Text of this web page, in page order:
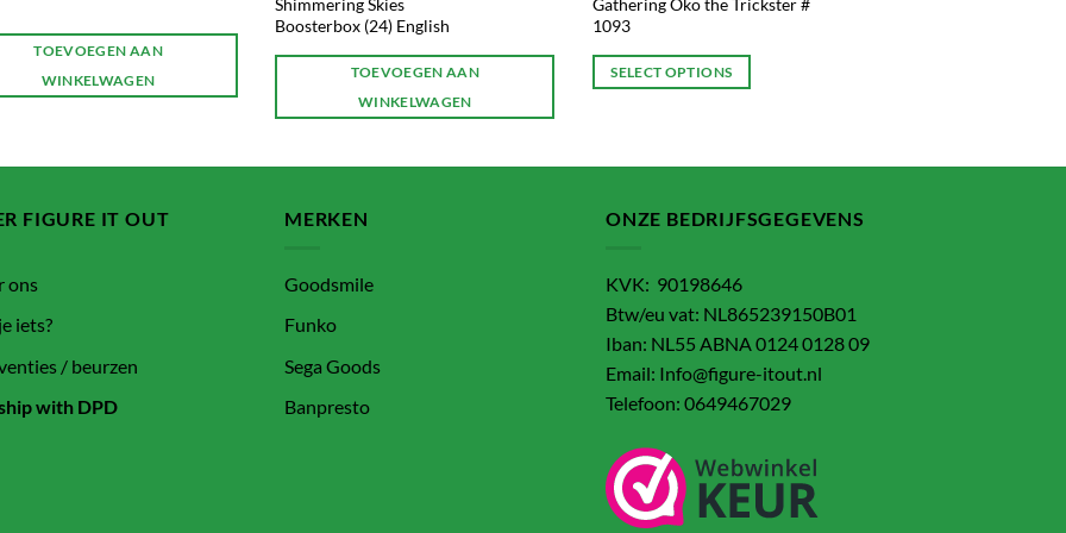
TOEVOEGEN AAN
WINKELWAGEN
Shimmering Skies
Boosterbox (24) English
TOEVOEGEN AAN
WINKELWAGEN
Gathering Oko the Trickster #
1093
SELECT OPTIONS
FIGURE IT OUT
ons
iets?
/ beurzen
with DPD
MERKEN
Goodsmile
Funko
Sega Goods
Banpresto
ONZE BEDRIJFSGEGEVENS
KVK: 90198646
Btw/eu vat: NL865239150B01
Iban: NL55 ABNA 0124 0128 09
Email: Info@figure-itout.nl
Telefoon: 0649467029